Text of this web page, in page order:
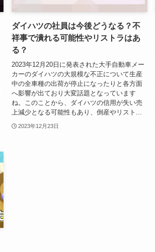
ダイハツの社員は今後どうなる？不
祥事で潰れる可能性やリストラはあ
る？
2023年12月20日に発表された大手自動車メー
カーのダイハツの大規模な不正について生産
中の全車種の出荷が停止になったりと各方面
へ影響が出ており大変話題となっています
ね。このことから、ダイハツの信用が失い売
上減少となる可能性もあり、倒産やリスト...
2023年12月23日